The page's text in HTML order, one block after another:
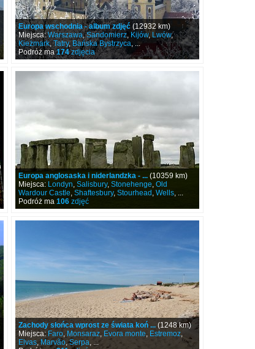
Europa wschodnia - album zdjęć(12932 km)
Miejsca:Warszawa,Sandomierz, Kijów, Lwów,
Kieżmark,Tatry,Bańska Bystrzyca, ...
Podróż ma174zdjęcia
Europa anglosaska i niderlandzka - ...(10359 km)
Miejsca: Londyn, Salisbury, Stonehenge, Old
Wardour Castle, Shaftesbury, Stourhead , Wells, ...
Podróż ma 106zdjęć
Zachody słońca wprost ze świata koń ...(1248 km)
Miejsca: Faro, Monsaraz, Evora monte, Estremoz,
Elvas,Marvão,Serpa, ...